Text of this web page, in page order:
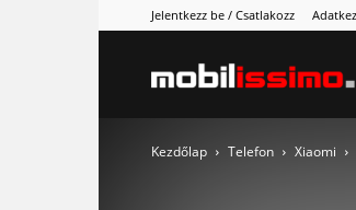
Jelentkezz be / Csatlakozz
Kezdőlap Telefon Xiaomi